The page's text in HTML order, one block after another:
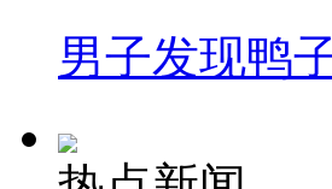
男子发现鸭